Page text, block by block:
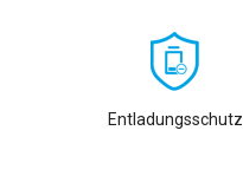
Entladungsschutz